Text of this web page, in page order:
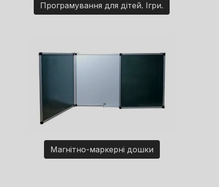
Програмування для дітей. Ігри.
Магнітно-маркерні дошки